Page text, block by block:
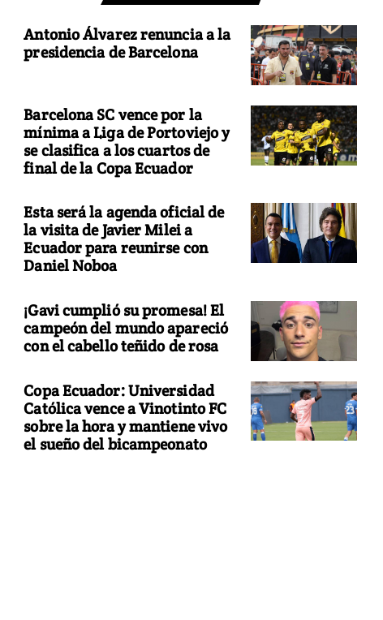
Antonio Álvarez renuncia a la
presidencia de Barcelona
Barcelona SC vence por la
mínima a Liga de Portoviejo y
se clasifica a los cuartos de
final de la Copa Ecuador
Esta será la agenda oficial de
la visita de Javier Milei a
Ecuador para reunirse con
Daniel Noboa
¡Gavi cumplió su promesa! El
campeón del mundo apareció
con el cabello teñido de rosa
Copa Ecuador: Universidad
Católica vence a Vinotinto FC
sobre la hora y mantiene vivo
el sueño del bicampeonato